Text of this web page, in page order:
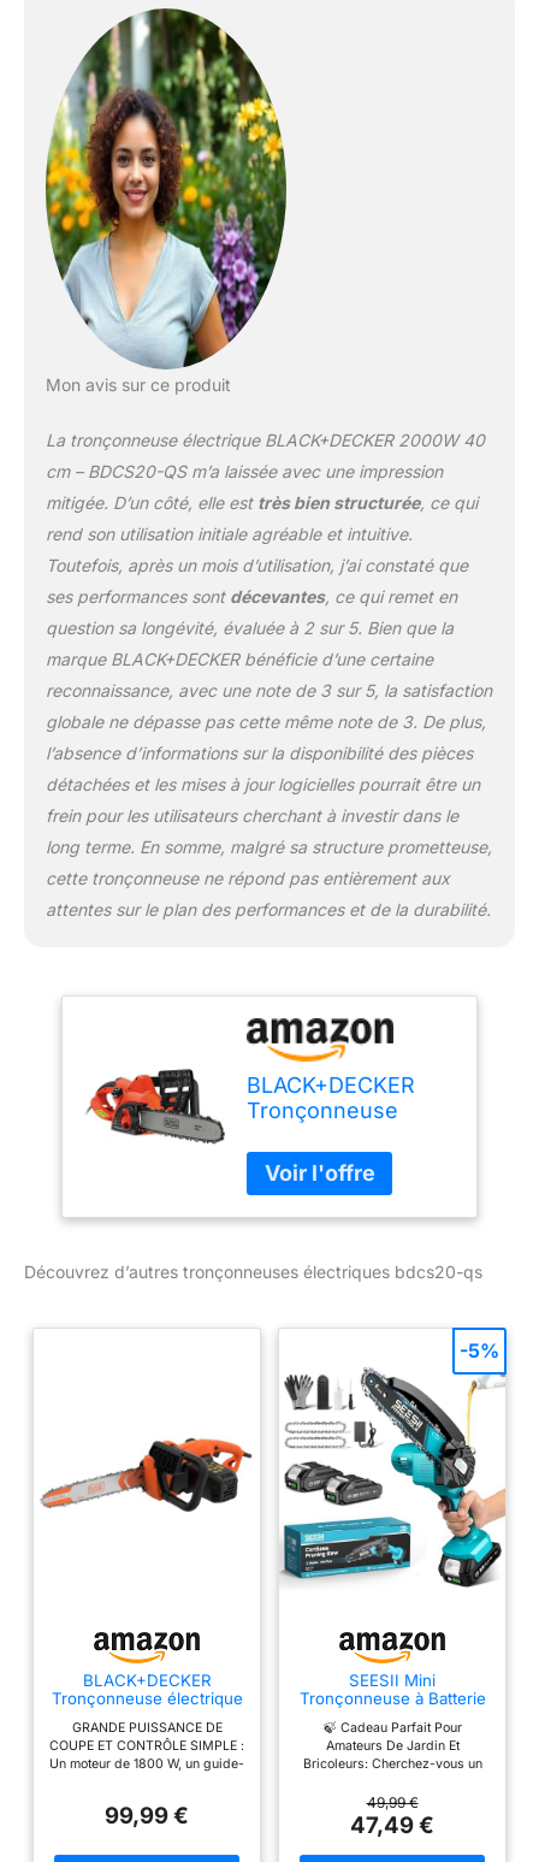
Mon avis sur ce produit
La tronçonneuse électrique BLACK+DECKER 2000W 40
cm – BDCS20-QS m’a laissée avec une impression
mitigée. D’un côté, elle est très bien structurée, ce qui
rend son utilisation initiale agréable et intuitive.
Toutefois, après un mois d’utilisation, j’ai constaté que
ses performances sont décevantes, ce qui remet en
question sa longévité, évaluée à 2 sur 5. Bien que la
marque BLACK+DECKER bénéficie d’une certaine
reconnaissance, avec une note de 3 sur 5, la satisfaction
globale ne dépasse pas cette même note de 3. De plus,
l’absence d’informations sur la disponibilité des pièces
détachées et les mises à jour logicielles pourrait être un
frein pour les utilisateurs cherchant à investir dans le
long terme. En somme, malgré sa structure prometteuse,
cette tronçonneuse ne répond pas entièrement aux
attentes sur le plan des performances et de la durabilité.
BLACK+DECKER
Tronçonneuse
black+decker
2000w 40 cm -
bdcs20-qs
Découvrez d’autres tronçonneuses électriques bdcs20-qs
BLACK+DECKER
Tronçonneuse électrique
frein de chaîne,
BECS1835-QS
GRANDE PUISSANCE DE
COUPE ET CONTRÔLE SIMPLE :
Un moteur de 1800 W, un guide-
telles que la tension de chaîne
automatique font de cette
99,99 €
SEESII Mini
Tronçonneuse à Batterie
de Lubrifiant
🍃 Cadeau Parfait Pour
Amateurs De Jardin Et
Bricoleurs: Cherchez-vous un
Cette mini tronçonneuse est
idéale pour les mamans, papas,
femmes, hommes, jardiniers, et
même les seniors souffrant
49,99 €
47,49 €
-5%